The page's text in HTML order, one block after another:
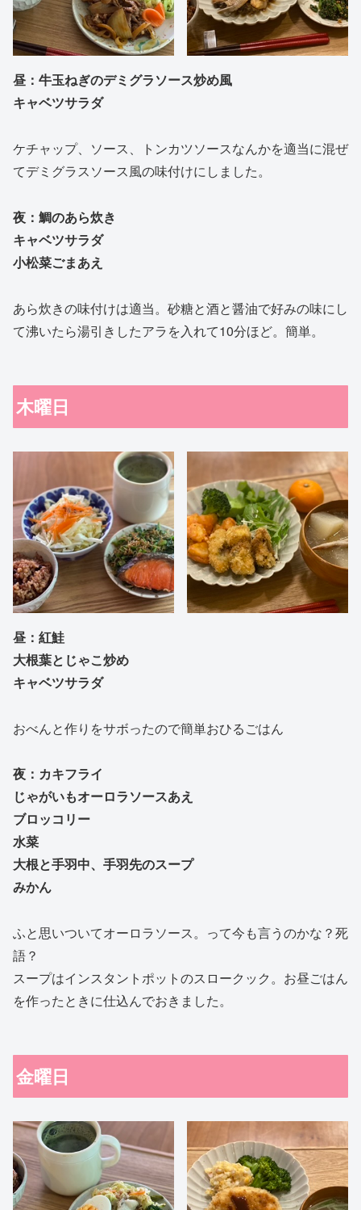
昼：牛玉ねぎのデミグラソース炒め風
キャベツサラダ
ケチャップ、ソース、トンカツソースなんかを適当に混ぜ
てデミグラスソース風の味付けにしました。
夜：鯛のあら炊き
キャベツサラダ
小松菜ごまあえ
あら炊きの味付けは適当。砂糖と酒と醤油で好みの味にし
て沸いたら湯引きしたアラを入れて10分ほど。簡単。
木曜日
昼：紅鮭
大根葉とじゃこ炒め
キャベツサラダ
おべんと作りをサボったので簡単おひるごはん
夜：カキフライ
じゃがいもオーロラソースあえ
ブロッコリー
水菜
大根と手羽中、手羽先のスープ
みかん
ふと思いついてオーロラソース。って今も言うのかな？死
語？
スープはインスタントポットのスロークック。お昼ごはん
を作ったときに仕込んでおきました。
金曜日